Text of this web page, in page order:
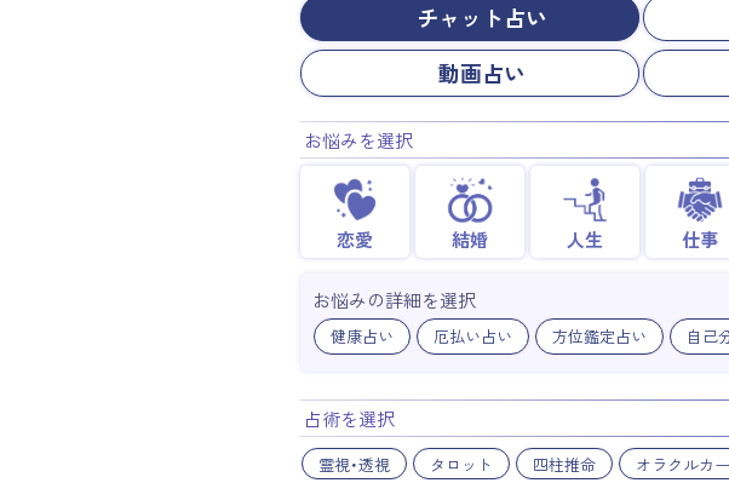
チャット占い
動画占い
お悩みを選択
恋愛 結婚 人生 仕事
お悩みの詳細を選択
健康占い 厄払い占い 方位鑑定占い 自己
占術を選択
霊視・透視 タロット 四柱推命 オラクルカ